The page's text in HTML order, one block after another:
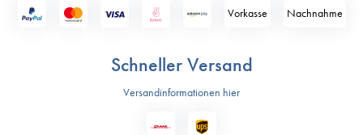
Vorkasse Nach­nahme
Schneller Versand
Versandinformationen hier